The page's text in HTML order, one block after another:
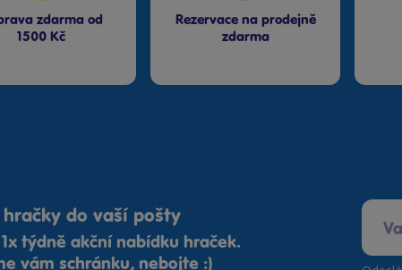
zdarma od
1500 Kč
Rezervace na prodejně
zdarma
hračky do vaší pošty
1x týdně akční nabídku hraček.
vám schránku, nebojte :)